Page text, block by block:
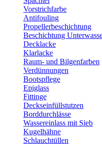
Vorstrichfarbe
Antifouling
Propellerbeschichtung
Beschichtung
Decklacke
Klarlacke
Raum- und Bilgenfarben
Verdünnungen
Bootspflege
Epiglass
Fittinge
Deckseinfüllstutzen
Borddurchlässe
Wassereinlass mit Sieb
Kugelhähne
Schlauchtüllen